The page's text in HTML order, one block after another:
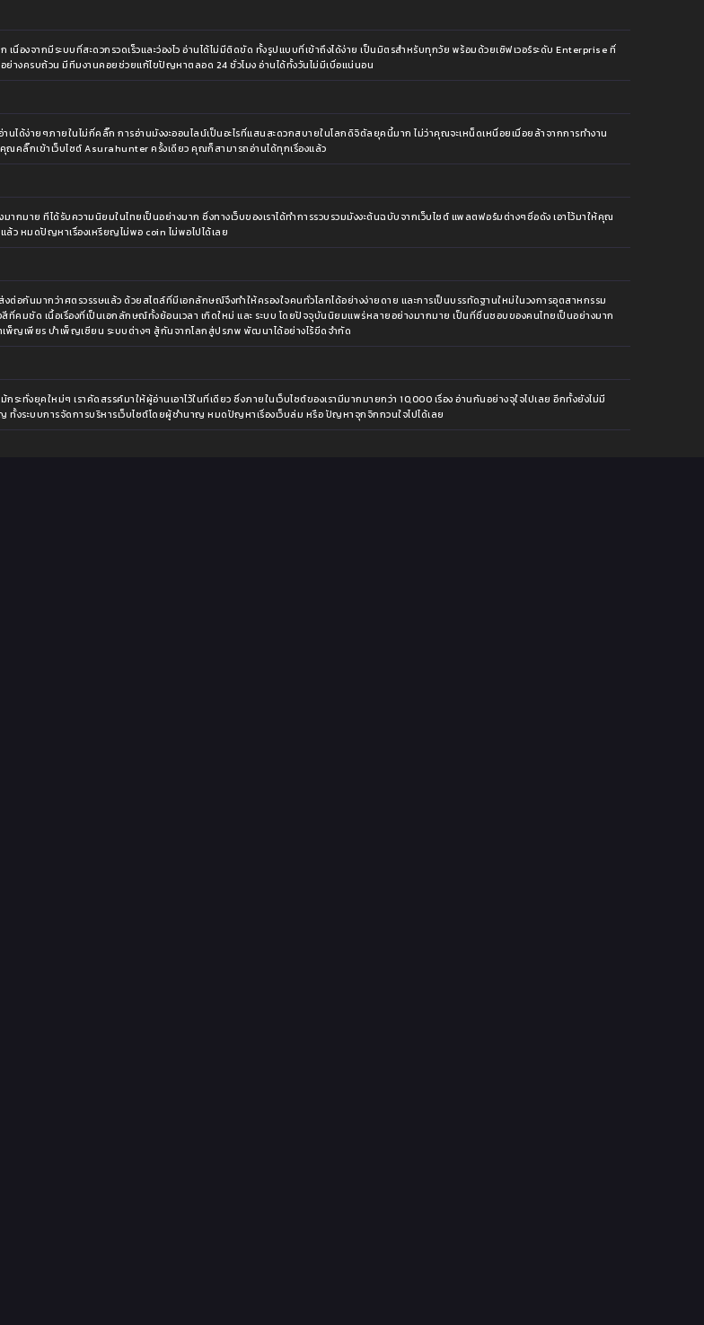
องจากมีระบบที่สะดวกรวดเร็วและว่องไว อ่านได้ไม่มีติดขัด ทั้งรูปแบบที่เข้าถึงได้ง่าย เป็นมิตรสำหรับทุกวัย พร้อมด้วยเซิฟเวอร์ระดับ Enterprise ที่
ย่างครบถ้วน มีทีมงานคอยช่วยแก้ไขปัญหาตลอด 24 ชั่วโมง อ่านได้ทั้งวันไม่มีเบื่อแน่นอน
นได้ง่ายๆภายในไม่กี่คลิ๊ก การอ่านมังงะออนไลน์เป็นอะไรที่แสนสะดวกสบายในโลกดิจิตัลยุคนี้มาก ไม่ว่าคุณจะเหน็ดเหนื่อยเมื่อยล้าจากการทำงาน
ณคลิ๊กเข้าเว็บไซต์ Asurahunter ครั้งเดียว คุณก็สามารถอ่านได้ทุกเรื่องแล้ว
าย ทีได้รับความนิยมในไทยเป็นอย่างมาก ซึ่งทางเว็บของเราได้ทำการรวบรวมมังงะต้นฉบับจากเว็บไซต์ แพลตฟอร์มต่างๆชื่อดัง เอาไว้มาให้คุณ
ล้ว หมดปัญหาเรื่องเหรียญไม่พอ coin ไม่พอไปได้เลย
นมากว่าศตรวรรษแล้ว ด้วยสไตล์ที่มีเอกลักษณ์จึงทำให้ครองใจคนทั่วโลกได้อย่างง่ายดาย และการเป็นบรรทัดฐานใหม่ในวงการอุตสาหกรรม
มชัด เนื้อเรื่องที่เป็นเอกลักษณ์ทั้งย้อนเวลา เกิดใหม่ และ ระบบ โดยปัจจุบันนิยมแพร่หลายอย่างมากมาย เป็นที่ชื่นชอบของคนไทยเป็นอย่างมาก
เพ็ญเพียร บำเพ็ญเซียน ระบบต่างๆ สู้กันจากโลกสู่ปรภพ พัฒนาได้อย่างไร้ขีดจำกัด
ทั่งยุคใหม่ๆ เราคัดสรรค์มาให้ผู้อ่านเอาไว้ในที่เดียว ซึ่งภายในเว็บไซต์ของเรามีมากมายกว่า 10,000 เรื่อง อ่านกันอย่างจุใจไปเลย อีกทั้งยังไม่มี
ทั้งระบบการจัดการบริหารเว็บไซต์โดยผู้ชำนาญ หมดปัญหาเรื่องเว็บล่ม หรือ ปัญหาจุกจิกกวนใจไปได้เลย